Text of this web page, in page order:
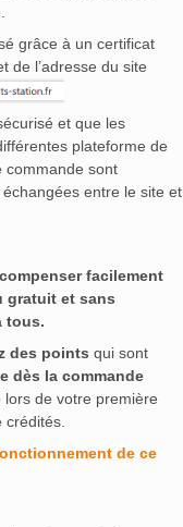
grâce à un certificat
de l’adresse du site
et que les
plateforme de
commande sont
entre le site et
facilement
gratuit et sans
tous.
des points qui sont
dès la commande
lors de votre première
crédités.
de ce